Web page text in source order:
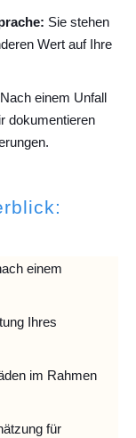
Sie stehen
Wert auf Ihre
Nach einem Unfall
dokumentieren
einem
Ihres
im Rahmen
für